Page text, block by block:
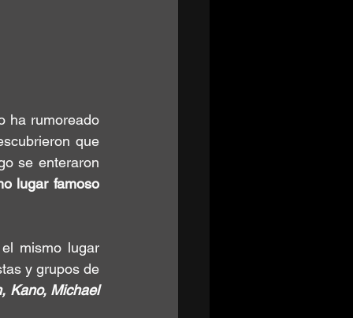
ha rumoreado
que
se enteraron
lugar famoso
mismo lugar
y grupos de
Kano, Michael